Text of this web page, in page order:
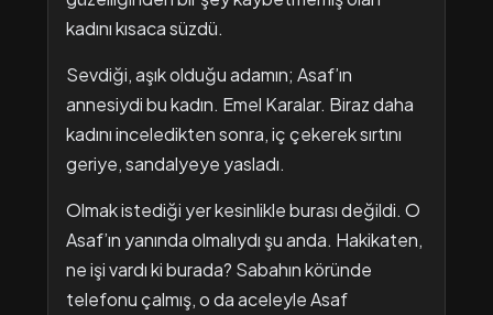
kadını kısaca süzdü.
Sevdiği, aşık olduğu adamın; Asaf’ın
annesiydi bu kadın. Emel Karalar. Biraz daha
kadını inceledikten sonra, iç çekerek sırtını
geriye, sandalyeye yasladı.
Olmak istediği yer kesinlikle burası değildi. O
Asaf’ın yanında olmalıydı şu anda. Hakikaten,
ne işi vardı ki burada? Sabahın köründe
telefonu çalmış, o da aceleyle Asaf